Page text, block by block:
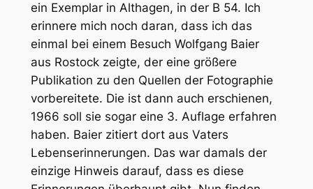
ein Exemplar in Althagen, in der B 54. Ich
erinnere mich noch daran, dass ich das
einmal bei einem Besuch Wolfgang Baier
aus Rostock zeigte, der eine größere
Publikation zu den Quellen der Fotographie
vorbereitete. Die ist dann auch erschienen,
1966 soll sie sogar eine 3. Auflage erfahren
haben. Baier zitiert dort aus Vaters
Lebenserinnerungen. Das war damals der
einzige Hinweis darauf, dass es diese